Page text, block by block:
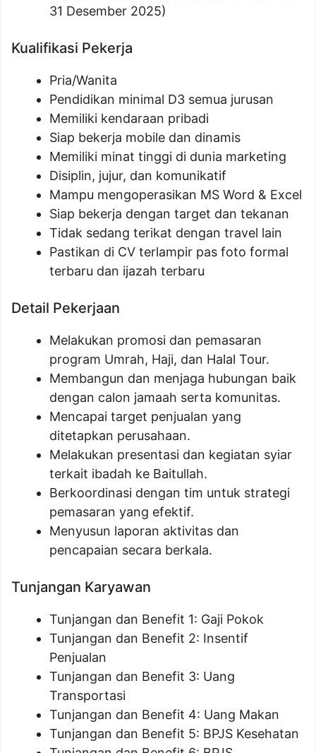
31 Desember 2025)
Kualifikasi Pekerja
Pria/Wanita
Pendidikan minimal D3 semua jurusan
Memiliki kendaraan pribadi
Siap bekerja mobile dan dinamis
Memiliki minat tinggi di dunia marketing
Disiplin, jujur, dan komunikatif
Mampu mengoperasikan MS Word & Excel
Siap bekerja dengan target dan tekanan
Tidak sedang terikat dengan travel lain
Pastikan di CV terlampir pas foto formal
terbaru dan ijazah terbaru
Detail Pekerjaan
Melakukan promosi dan pemasaran
program Umrah, Haji, dan Halal Tour.
Membangun dan menjaga hubungan baik
dengan calon jamaah serta komunitas.
Mencapai target penjualan yang
ditetapkan perusahaan.
Melakukan presentasi dan kegiatan syiar
terkait ibadah ke Baitullah.
Berkoordinasi dengan tim untuk strategi
pemasaran yang efektif.
Menyusun laporan aktivitas dan
pencapaian secara berkala.
Tunjangan Karyawan
Tunjangan dan Benefit 1: Gaji Pokok
Tunjangan dan Benefit 2: Insentif
Penjualan
Tunjangan dan Benefit 3: Uang
Transportasi
Tunjangan dan Benefit 4: Uang Makan
Tunjangan dan Benefit 5: BPJS Kesehatan